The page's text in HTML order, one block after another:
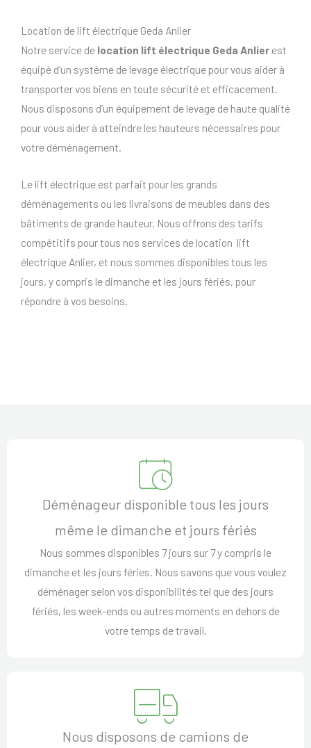
Location de lift électrique Geda Anlier
Notre service de location lift électrique Geda Anlier est
équipé d’un système de levage électrique pour vous aider à
transporter vos biens en toute sécurité et efficacement.
Nous disposons d’un équipement de levage de haute qualité
pour vous aider à atteindre les hauteurs nécessaires pour
votre déménagement.
Le lift électrique est parfait pour les grands
déménagements ou les livraisons de meubles dans des
bâtiments de grande hauteur. Nous offrons des tarifs
compétitifs pour tous nos services de location lift
électrique Anlier, et nous sommes disponibles tous les
jours, y compris le dimanche et les jours fériés, pour
répondre à vos besoins.
Déménageur disponible tous les jours
même le dimanche et jours fériés
Nous sommes disponibles 7 jours sur 7 y compris le
dimanche et les jours féries. Nous savons que vous voulez
déménager selon vos disponibilités tel que des jours
fériés, les week-ends ou autres moments en dehors de
votre temps de travail.
Nous disposons de camions de